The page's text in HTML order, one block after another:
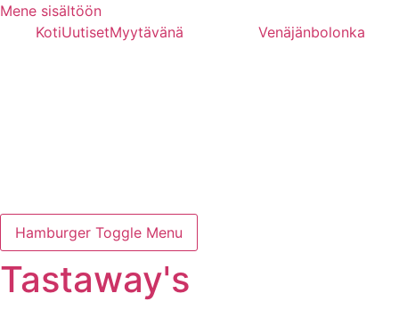
Mene sisältöön
KotiUutisetMyytävänä Venäjänbolonka
Hamburger Toggle Menu
Tastaway's